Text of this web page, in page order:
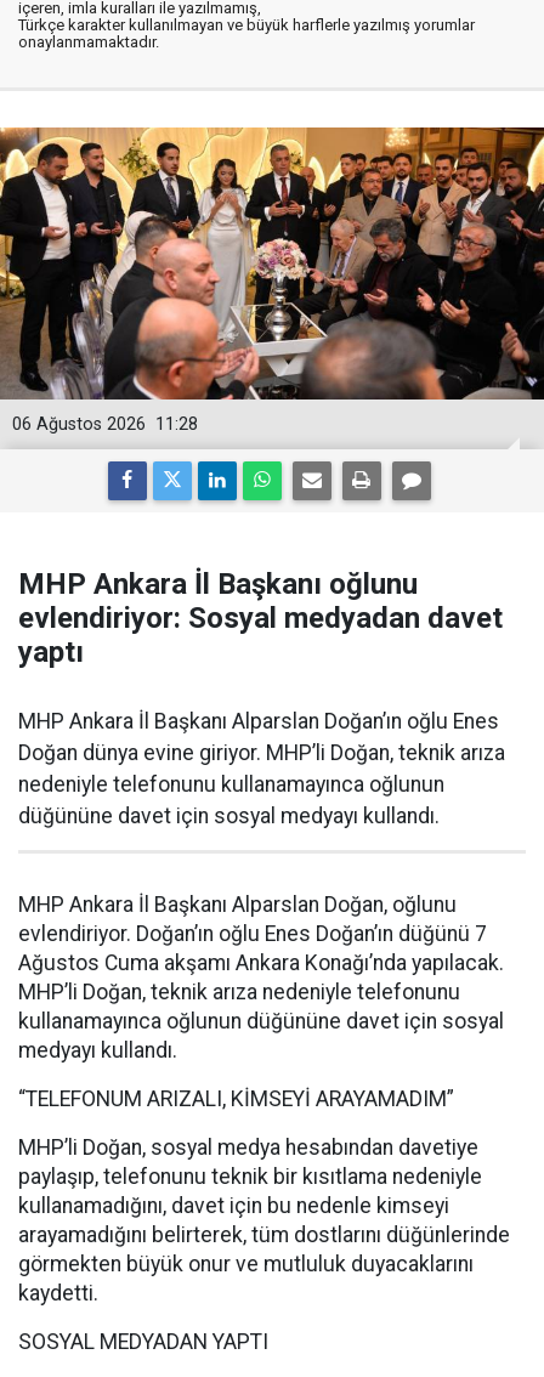
içeren, imla kuralları ile yazılmamış,
Türkçe karakter kullanılmayan ve büyük harflerle yazılmış yorumlar
onaylanmamaktadır.
11:28
06 Ağustos 2026
MHP Ankara İl Başkanı oğlunu
evlendiriyor: Sosyal medyadan davet
yaptı
MHP Ankara İl Başkanı Alparslan Doğan’ın oğlu Enes
Doğan dünya evine giriyor. MHP’li Doğan, teknik arıza
nedeniyle telefonunu kullanamayınca oğlunun
düğününe davet için sosyal medyayı kullandı.
MHP Ankara İl Başkanı Alparslan Doğan, oğlunu
evlendiriyor. Doğan’ın oğlu Enes Doğan’ın düğünü 7
Ağustos Cuma akşamı Ankara Konağı’nda yapılacak.
MHP’li Doğan, teknik arıza nedeniyle telefonunu
kullanamayınca oğlunun düğününe davet için sosyal
medyayı kullandı.
“TELEFONUM ARIZALI, KİMSEYİ ARAYAMADIM”
MHP’li Doğan, sosyal medya hesabından davetiye
paylaşıp, telefonunu teknik bir kısıtlama nedeniyle
kullanamadığını, davet için bu nedenle kimseyi
arayamadığını belirterek, tüm dostlarını düğünlerinde
görmekten büyük onur ve mutluluk duyacaklarını
kaydetti.
SOSYAL MEDYADAN YAPTI